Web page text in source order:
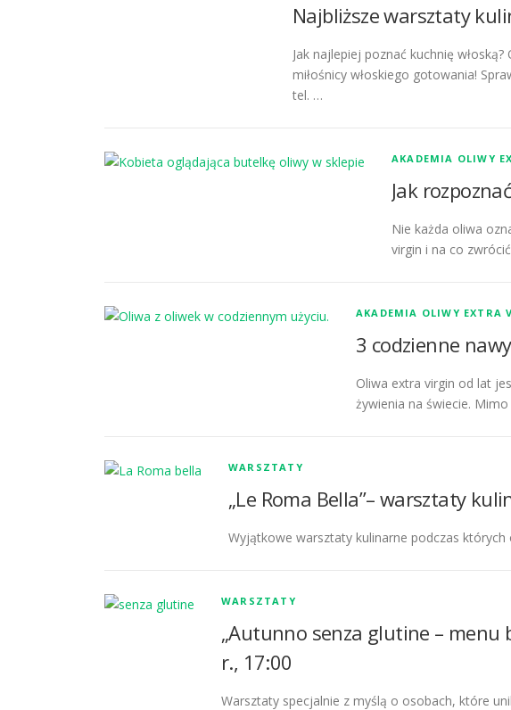
Najbliższe warsztaty
Jak najlepiej poznać kuchnię
miłośnicy włoskiego gotowania!
tel. …
AKADEMIA OLIWY
Jak
Nie każda oliwa
virgin i na co
AKADEMIA OLIWY EXTRA
3 codzienne
Oliwa extra virgin od lat
żywienia na świecie.
WARSZTATY
„Le Roma Bella”– warsztaty
Wyjątkowe warsztaty kulinarne podczas
WARSZTATY
„Autunno senza glutine – menu
r., 17:00
Warsztaty specjalnie z myślą o osobach, które